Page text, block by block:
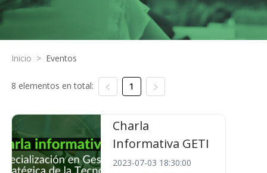
Inicio > Eventos
8 elementos en total: 1
Charla
Informativa GETI
2023-07-03 18:30:00